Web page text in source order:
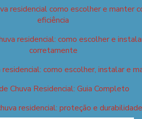
residencial como escolher e manter
eficiência
residencial: como escolher e
corretamente
residencial: como escolher, instalar e
Chuva Residencial: Guia Completo
residencial: proteção e durabilidade